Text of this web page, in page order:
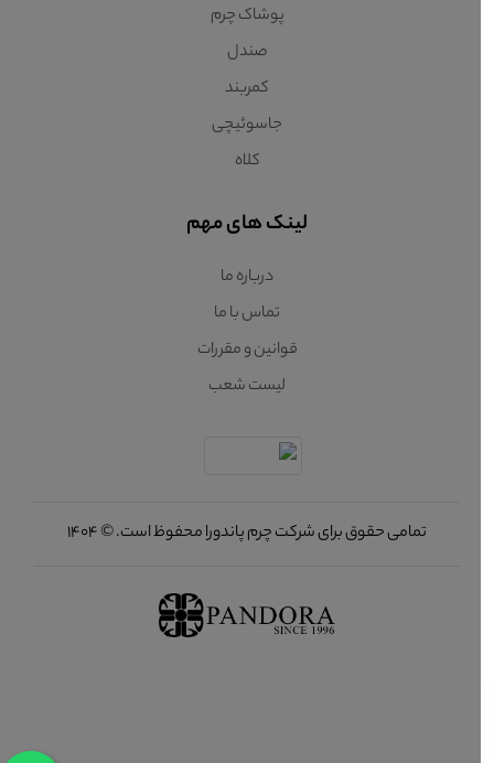
پوشاک چرم
صندل
کمربند
جاسوئیچی
کلاه
لینک های مهم
درباره ما
تماس با ما
قوانین و مقررات
لیست شعب
تمامی حقوق برای شرکت چرم پاندورا محفوظ است. © 1404